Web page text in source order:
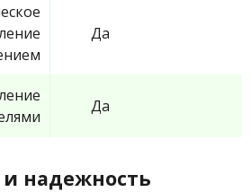
Да
Да
и надежность